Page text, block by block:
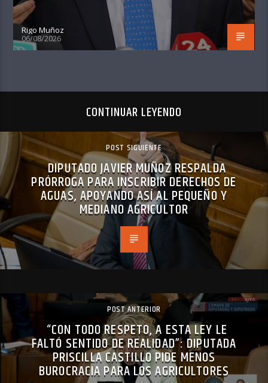
Rigo Muñoz
06/08/2026
CONTINUAR LEYENDO
POST SIGUIENTE
DIPUTADO JAVIER MUÑOZ RESPALDA
PRÓRROGA PARA INSCRIBIR DERECHOS DE
AGUAS, APOYANDO ASÍ AL PEQUEÑO Y
MEDIANO AGRICULTOR
POST ANTERIOR
“CON TODO RESPETO, A ESTA LEY LE
FALTÓ SENTIDO DE REALIDAD”: DIPUTADA
PRISCILLA CASTILLO PIDE MENOS
BUROCRACIA PARA LOS AGRICULTORES